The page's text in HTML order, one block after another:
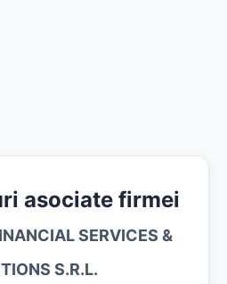
asociate firmei
SERVICES &
S.R.L.